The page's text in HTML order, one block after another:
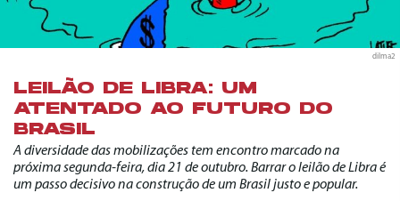
dilma2
LEILÃO DE LIBRA: UM
ATENTADO AO FUTURO DO
BRASIL
A diversidade das mobilizações tem encontro marcado na
próxima segunda-feira, dia 21 de outubro. Barrar o leilão de Libra é
um passo decisivo na construção de um Brasil justo e popular.